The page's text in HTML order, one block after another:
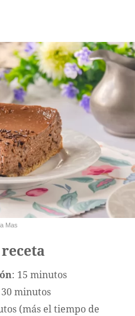
Mas
: 15 minutos
30 minutos
(más el tiempo de